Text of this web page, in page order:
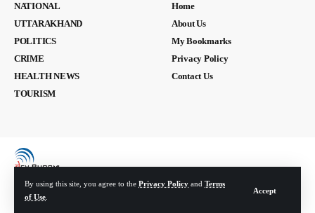
By using this site, you agree to the Privacy Policy and Terms
of Use
Accept
NATIONAL
UTTARAKHAND
POLITICS
CRIME
HEALTH NEWS
TOURISM
Home
About Us
My Bookmarks
Privacy Policy
Contact Us
© Devbhoomi Media. All Rights Reserved. | Developed By: